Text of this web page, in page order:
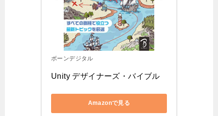
ボーンデジタル
Unity デザイナーズ・バイブル
Amazonで見る